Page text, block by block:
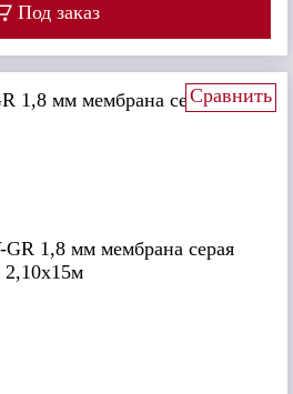
Под заказ
1,8 мм мембрана серая
2,10x15м
Сравнить